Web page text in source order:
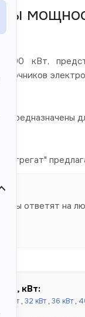
кВт,
предназначены
ответят на
кВт:
30 кВт , 32 кВт , 36 кВт ,